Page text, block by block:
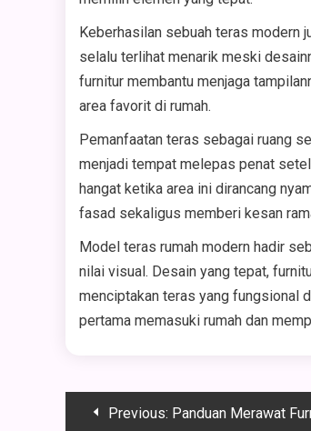
Keberhasilan sebuah teras modern
selalu terlihat menarik meski
furnitur membantu menjaga
area favorit di rumah.
Pemanfaatan teras sebagai ruang
menjadi tempat melepas penat
hangat ketika area ini dirancang
fasad sekaligus memberi kesan
Model teras rumah modern hadir
nilai visual. Desain yang tepat,
menciptakan teras yang fungsional
pertama memasuki rumah dan
Navigasi
Previous: Panduan Merawat Furniture Kayu